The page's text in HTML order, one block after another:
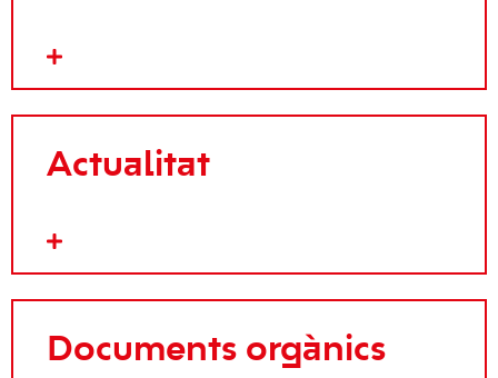
Actualitat
Documents orgànics